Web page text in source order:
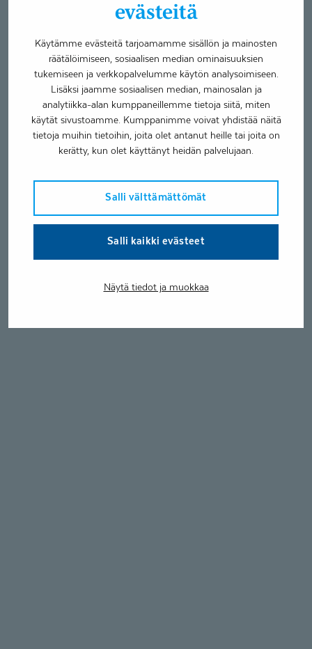
evästeitä
Käytämme evästeitä tarjoamamme sisällön ja mainosten
räätälöimiseen, sosiaalisen median ominaisuuksien
tukemiseen ja verkkopalvelumme käytön analysoimiseen.
Lisäksi jaamme sosiaalisen median, mainosalan ja
analytiikka-alan kumppaneillemme tietoja siitä, miten
käytät sivustoamme. Kumppanimme voivat yhdistää näitä
tietoja muihin tietoihin, joita olet antanut heille tai joita on
kerätty, kun olet käyttänyt heidän palvelujaan.
Salli välttämättömät
Salli kaikki evästeet
Näytä tiedot ja muokkaa